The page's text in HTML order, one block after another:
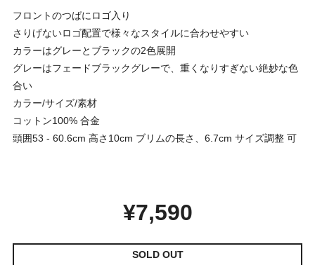
フロントのつばにロゴ入り
さりげないロゴ配置で様々なスタイルに合わせやすい
カラーはグレーとブラックの2色展開
グレーはフェードブラックグレーで、重くなりすぎない絶妙な色
合い
カラー/サイズ/素材
コットン100% 合金
頭囲53 - 60.6cm 高さ10cm ブリムの長さ、6.7cm サイズ調整 可
¥7,590
SOLD OUT